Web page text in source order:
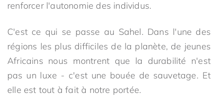
renforcer l'autonomie des individus.
C'est ce qui se passe au Sahel. Dans l'une des
régions les plus difficiles de la planète, de jeunes
Africains nous montrent que la durabilité n'est
pas un luxe - c'est une bouée de sauvetage. Et
elle est tout à fait à notre portée.